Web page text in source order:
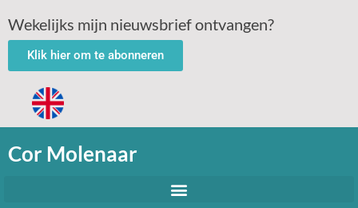
Wekelijks mijn nieuwsbrief ontvangen?
Klik hier om te abonneren
Cor Molenaar